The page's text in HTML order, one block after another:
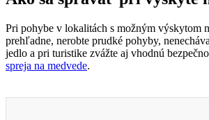
Pri pohybe v lokalitách s možným výskytom
prehľadne, nerobte prudké pohyby,
jedlo a pri turistike zvážte aj vhodnú
spreja na medvede.